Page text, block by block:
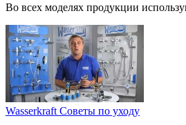
Во всех моделях продукции
Wasserkraft Советы по уходу